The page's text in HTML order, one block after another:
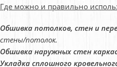
Где можно и правильно
Обшивка потолков, стен и
стены/потолок.
Обшивка наружных стен
Укладка сплошного